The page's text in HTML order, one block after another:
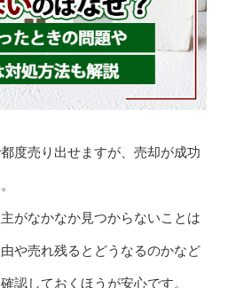
度売り出せますが、売却が成功
がなかなか見つからないことは
や売れ残るとどうなるのかなど
認しておくほうが安心です。